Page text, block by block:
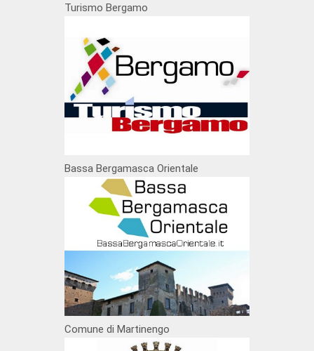
Turismo Bergamo
Bassa Bergamasca Orientale
Comune di Martinengo